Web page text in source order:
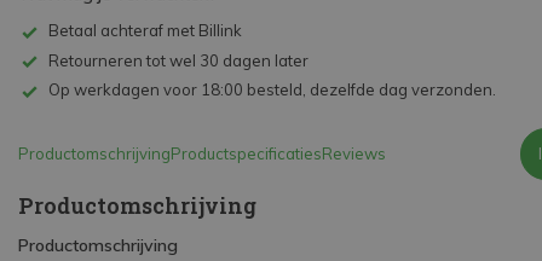
Betaal achteraf met Billink
Retourneren tot wel 30 dagen later
Op werkdagen voor 18:00 besteld, dezelfde dag verzonden.
ProductomschrijvingProductspecificatiesReviews
Productomschrijving
Productomschrijving